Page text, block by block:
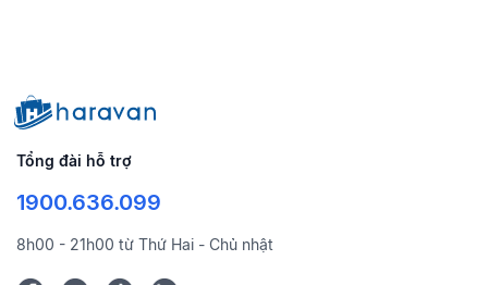
Tổng đài hỗ trợ
1900.636.099
8h00 - 21h00 từ Thứ Hai - Chủ nhật